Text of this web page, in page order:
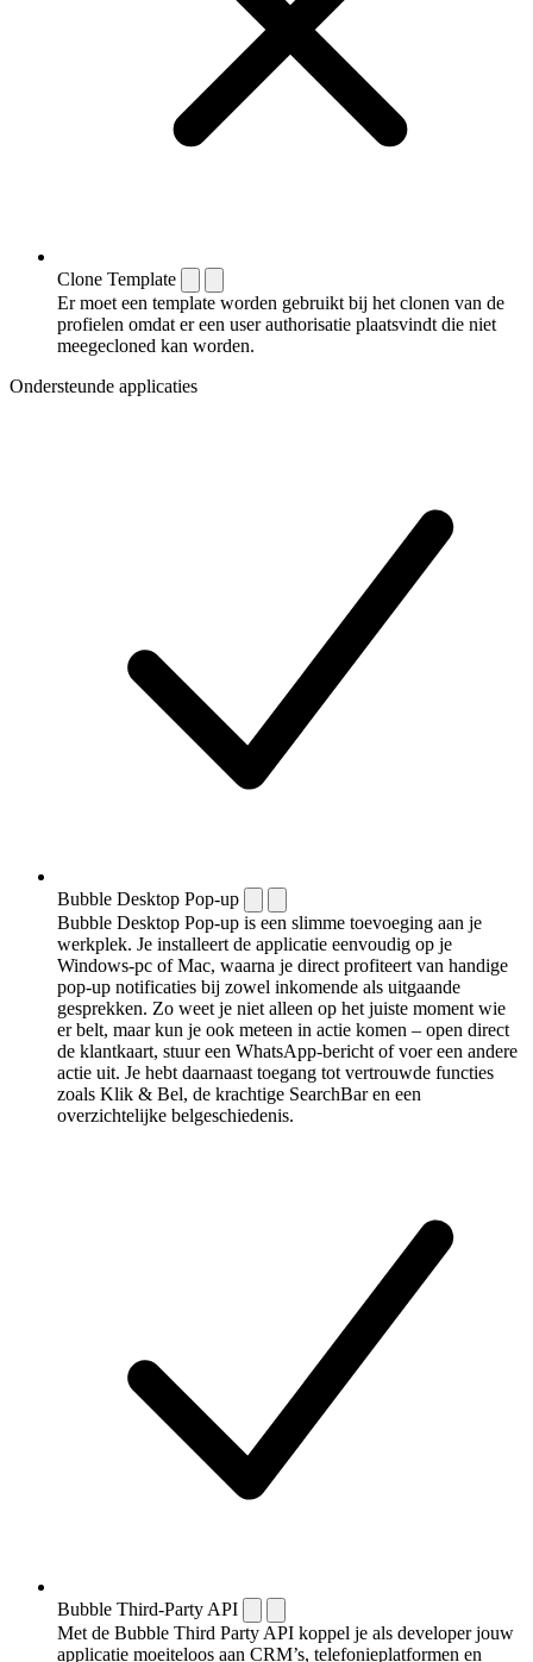
Clone Template
Er moet een template worden gebruikt bij het clonen van de
profielen omdat er een user authorisatie plaatsvindt die niet
meegecloned kan worden.
Ondersteunde applicaties
Bubble Desktop Pop-up
Bubble Desktop Pop-up is een slimme toevoeging aan je
werkplek. Je installeert de applicatie eenvoudig op je
Windows-pc of Mac, waarna je direct profiteert van handige
pop-up notificaties bij zowel inkomende als uitgaande
gesprekken. Zo weet je niet alleen op het juiste moment wie
er belt, maar kun je ook meteen in actie komen – open direct
de klantkaart, stuur een WhatsApp-bericht of voer een andere
actie uit. Je hebt daarnaast toegang tot vertrouwde functies
zoals Klik & Bel, de krachtige SearchBar en een
overzichtelijke belgeschiedenis.
Bubble Third-Party API
Met de Bubble Third Party API koppel je als developer jouw
applicatie moeiteloos aan CRM’s, telefonieplatformen en